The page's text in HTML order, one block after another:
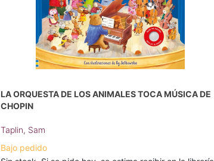
LA ORQUESTA DE LOS ANIMALES TOCA MÚSICA DE
CHOPIN
Taplin, Sam
Bajo pedido